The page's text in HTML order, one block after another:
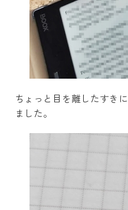
ちょっと目を離したすき
ました。